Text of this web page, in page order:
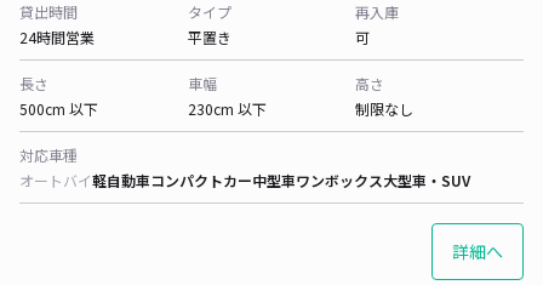
貸出時間
24時間営業
タイプ
平置き
再入庫
可
長さ
500cm 以下
車幅
230cm 以下
高さ
制限なし
対応車種
オートバイ軽自動車コンパクトカー中型車ワンボックス大型車・SUV
詳細へ